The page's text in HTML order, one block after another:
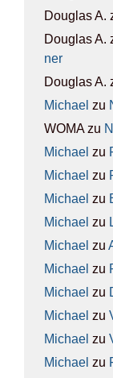
Douglas A.
Douglas A.
ner
Douglas A.
Michael zu
WOMAzu
Michael zu
Michael zu
Michael zu
Michael zu
Michael zu
Michael zu
Michael zu
Michael zu
Michael zu
Michael zu